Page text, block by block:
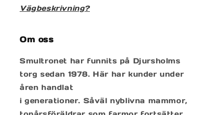
Vägbeskrivning?
Om oss
Smultronet har funnits på Djursholms
torg sedan 1978. Här har kunder under
åren handlat
i generationer. Såväl nyblivna mammor,